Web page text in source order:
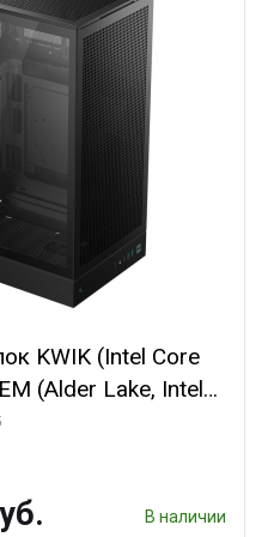
KWIK (Intel Core
(Alder Lake, Intel
64 ГБ ОЗУ/ Ninja
В наличии